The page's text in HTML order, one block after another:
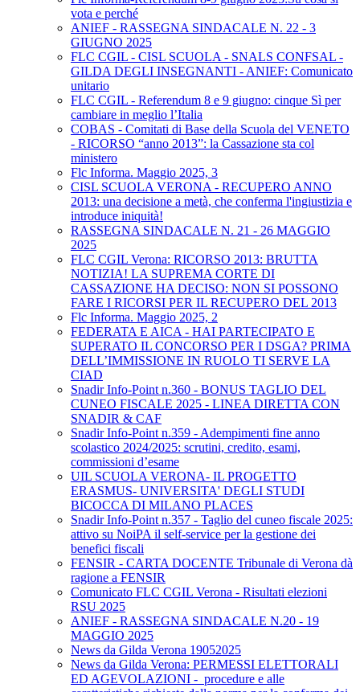
vota e perché
ANIEF - RASSEGNA SINDACALE N. 22 - 3
GIUGNO 2025
FLC CGIL - CISL SCUOLA - SNALS CONFSAL -
GILDA DEGLI INSEGNANTI - ANIEF: Comunicato
unitario
FLC CGIL - Referendum 8 e 9 giugno: cinque Sì per
cambiare in meglio l’Italia
COBAS - Comitati di Base della Scuola del VENETO
- RICORSO “anno 2013”: la Cassazione sta col
ministero
Flc Informa. Maggio 2025, 3
CISL SCUOLA VERONA - RECUPERO ANNO
2013: una decisione a metà, che conferma l'ingiustizia e
introduce iniquità!
RASSEGNA SINDACALE N. 21 - 26 MAGGIO
2025
FLC CGIL Verona: RICORSO 2013: BRUTTA
NOTIZIA! LA SUPREMA CORTE DI
CASSAZIONE HA DECISO: NON SI POSSONO
FARE I RICORSI PER IL RECUPERO DEL 2013
Flc Informa. Maggio 2025, 2
FEDERATA E AICA - HAI PARTECIPATO E
SUPERATO IL CONCORSO PER I DSGA? PRIMA
DELL’IMMISSIONE IN RUOLO TI SERVE LA
CIAD
Snadir Info-Point n.360 - BONUS TAGLIO DEL
CUNEO FISCALE 2025 - LINEA DIRETTA CON
SNADIR & CAF
Snadir Info-Point n.359 - Adempimenti fine anno
scolastico 2024/2025: scrutini, credito, esami,
commissioni d’esame
UIL SCUOLA VERONA- IL PROGETTO
ERASMUS- UNIVERSITA' DEGLI STUDI
BICOCCA DI MILANO PLACES
Snadir Info-Point n.357 - Taglio del cuneo fiscale 2025:
attivo su NoiPA il self-service per la gestione dei
benefici fiscali
FENSIR - CARTA DOCENTE Tribunale di Verona dà
ragione a FENSIR
Comunicato FLC CGIL Verona - Risultati elezioni
RSU 2025
ANIEF - RASSEGNA SINDACALE N.20 - 19
MAGGIO 2025
News da Gilda Verona 19052025
News da Gilda Verona: PERMESSI ELETTORALI
ED AGEVOLAZIONI - procedure e alle